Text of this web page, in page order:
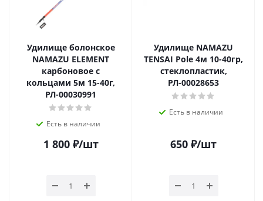
Удилище болонское
NAMAZU ELEMENT
карбоновое с
кольцами 5м 15-40г,
РЛ-00030991
Есть в наличии
1 800₽/шт
Удилище NAMAZU
TENSAI Pole 4м 10-40гр,
стеклопластик,
РЛ-00028653
Есть в наличии
650 ₽/шт